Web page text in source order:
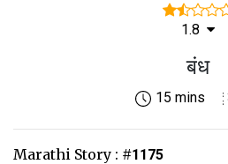
1.8
बंध
15 mins
Marathi Story : #1175